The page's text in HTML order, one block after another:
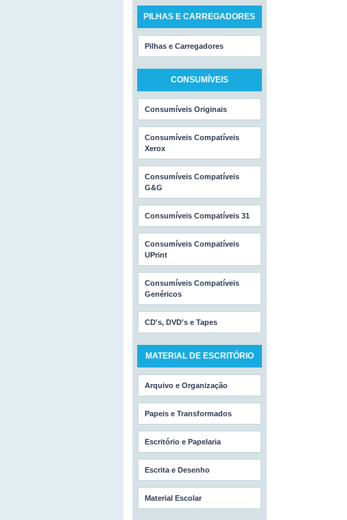
PILHAS E CARREGADORES
Pilhas e Carregadores
CONSUMÍVEIS
Consumíveis Originais
Consumíveis Compatíveis
Xerox
Consumíveis Compatíveis
G&G
Consumíveis Compatíveis 31
Consumíveis Compatíveis
UPrint
Consumíveis Compatíveis
Genéricos
CD's, DVD's e Tapes
MATERIAL DE ESCRITÓRIO
Arquivo e Organização
Papeis e Transformados
Escritório e Papelaria
Escrita e Desenho
Material Escolar